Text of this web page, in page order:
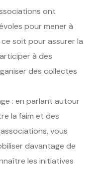
ont
pour mener à
soit pour assurer la
à des
des collectes
: en parlant autour
la faim et des
vous
davantage de
les initiatives